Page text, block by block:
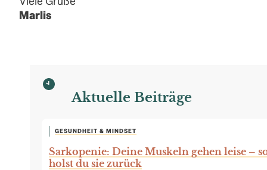
Marlis
Aktuelle Beiträge
GESUNDHEIT & MINDSET
Sarkopenie: Deine Muskeln gehen leise –
holst du sie zurück